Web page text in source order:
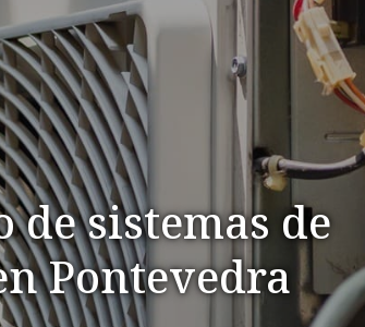
sistemas de
Pontevedra